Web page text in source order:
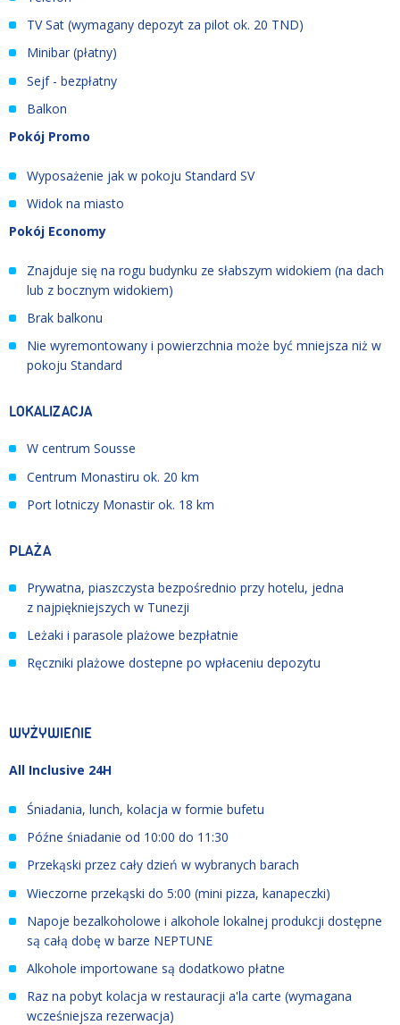
TV Sat (wymagany depozyt za pilot ok. 20 TND)
Minibar (płatny)
Sejf - bezpłatny
Balkon
Pokój Promo
Wyposażenie jak w pokoju Standard SV
Widok na miasto
Pokój Economy
Znajduje się na rogu budynku ze słabszym widokiem (na dach
lub z bocznym widokiem)
Brak balkonu
Nie wyremontowany i powierzchnia może być mniejsza niż w
pokoju Standard
LOKALIZACJA
W centrum Sousse
Centrum Monastiru ok. 20 km
Port lotniczy Monastir ok. 18 km
PLAŻA
Prywatna, piaszczysta bezpośrednio przy hotelu, jedna
z najpiękniejszych w Tunezji
Leżaki i parasole plażowe bezpłatnie
Ręczniki plażowe dostepne po wpłaceniu depozytu
WYŻYWIENIE
All Inclusive 24H
Śniadania, lunch, kolacja w formie bufetu
Późne śniadanie od 10:00 do 11:30
Przekąski przez cały dzień w wybranych barach
Wieczorne przekąski do 5:00 (mini pizza, kanapeczki)
Napoje bezalkoholowe i alkohole lokalnej produkcji dostępne
są całą dobę w barze NEPTUNE
Alkohole importowane są dodatkowo płatne
Raz na pobyt kolacja w restauracji a'la carte (wymagana
wcześniejsza rezerwacja)